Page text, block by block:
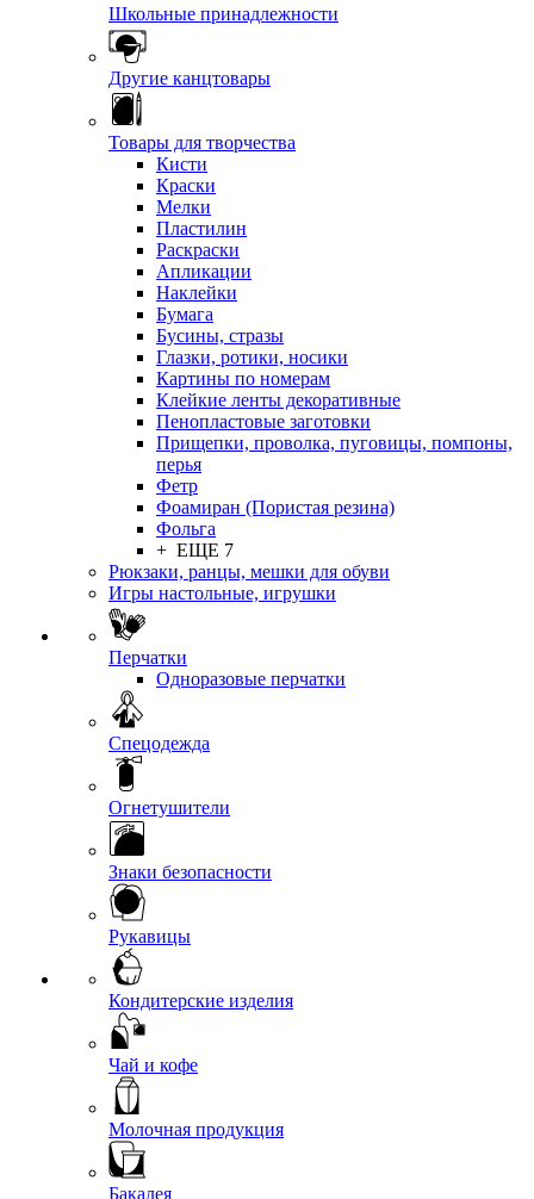
Школьные принадлежности
Другие канцтовары
Товары для творчества
Кисти
Краски
Мелки
Пластилин
Раскраски
Апликации
Наклейки
Бумага
Бусины, стразы
Глазки, ротики, носики
Картины по номерам
Клейкие ленты декоративные
Пенопластовые заготовки
Прищепки, проволка, пуговицы, помпоны,
перья
Фетр
Фоамиран (Пористая резина)
Фольга
+ ЕЩЕ 7
Рюкзаки, ранцы, мешки для обуви
Игры настольные, игрушки
Перчатки
Одноразовые перчатки
Спецодежда
Огнетушители
Знаки безопасности
Рукавицы
Кондитерские изделия
Чай и кофе
Молочная продукция
Бакалея